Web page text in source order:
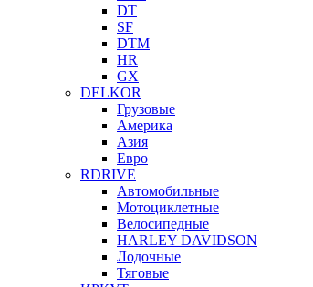
DT
SF
DTM
HR
GX
DELKOR
Грузовые
Америка
Азия
Евро
RDRIVE
Автомобильные
Мотоциклетные
Велосипедные
HARLEY DAVIDSON
Лодочные
Тяговые